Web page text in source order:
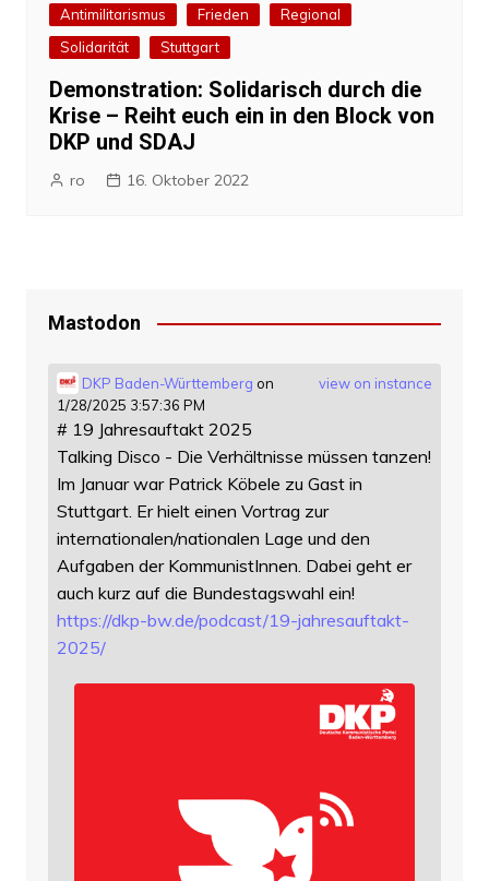
Antimilitarismus Frieden
Regional
Solidarität
Stuttgart
Demonstration: Solidarisch durch die
Krise – Reiht euch ein in den Block von
DKP und SDAJ
ro 16. Oktober 2022
Mastodon
view on instance
DKP Baden-Württemberg on
1/28/2025 3:57:36 PM
# 19 Jahresauftakt 2025
Talking Disco - Die Verhältnisse müssen tanzen!
Im Januar war Patrick Köbele zu Gast in
Stuttgart. Er hielt einen Vortrag zur
internationalen/nationalen Lage und den
Aufgaben der KommunistInnen. Dabei geht er
auch kurz auf die Bundestagswahl ein!
https://dkp-bw.de/podcast/19-jahresauftakt-
2025/